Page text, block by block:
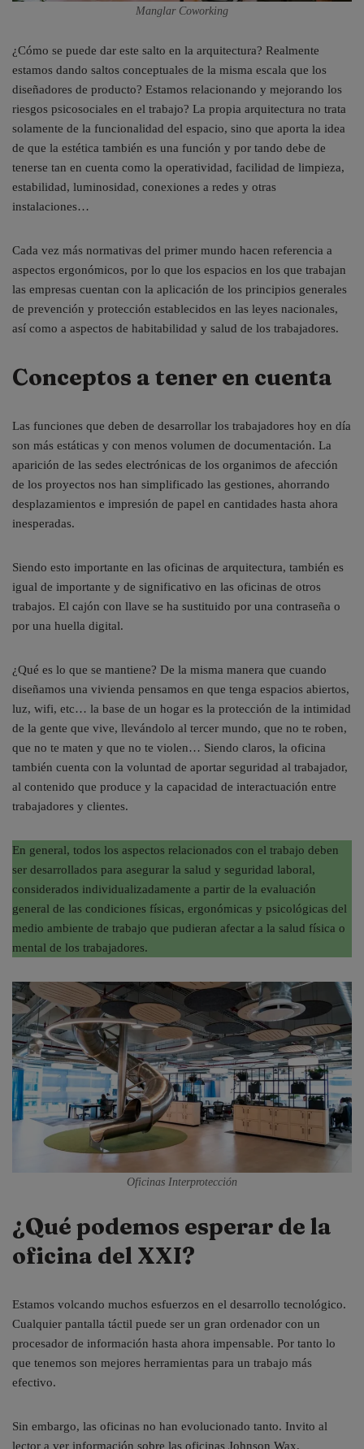
Manglar Coworking
¿Cómo se puede dar este salto en la arquitectura? Realmente
estamos dando saltos conceptuales de la misma escala que los
diseñadores de producto? Estamos relacionando y mejorando los
riesgos psicosociales en el trabajo? La propia arquitectura no trata
solamente de la funcionalidad del espacio, sino que aporta la idea
de que la estética también es una función y por tando debe de
tenerse tan en cuenta como la operatividad, facilidad de limpieza,
estabilidad, luminosidad, conexiones a redes y otras
instalaciones…
Cada vez más normativas del primer mundo hacen referencia a
aspectos ergonómicos, por lo que los espacios en los que trabajan
las empresas cuentan con la aplicación de los principios generales
de prevención y protección establecidos en las leyes nacionales,
así como a aspectos de habitabilidad y salud de los trabajadores.
Conceptos a tener en cuenta
Las funciones que deben de desarrollar los trabajadores hoy en día
son más estáticas y con menos volumen de documentación. La
aparición de las sedes electrónicas de los organimos de afección
de los proyectos nos han simplificado las gestiones, ahorrando
desplazamientos e impresión de papel en cantidades hasta ahora
inesperadas.
Siendo esto importante en las oficinas de arquitectura, también es
igual de importante y de significativo en las oficinas de otros
trabajos. El cajón con llave se ha sustituido por una contraseña o
por una huella digital.
¿Qué es lo que se mantiene? De la misma manera que cuando
diseñamos una vivienda pensamos en que tenga espacios abiertos,
luz, wifi, etc… la base de un hogar es la protección de la intimidad
de la gente que vive, llevándolo al tercer mundo, que no te roben,
que no te maten y que no te violen… Siendo claros, la oficina
también cuenta con la voluntad de aportar seguridad al trabajador,
al contenido que produce y la capacidad de interactuación entre
trabajadores y clientes.
En general, todos los aspectos relacionados con el trabajo deben
ser desarrollados para asegurar la salud y seguridad laboral,
considerados individualizadamente a partir de la evaluación
general de las condiciones físicas, ergonómicas y psicológicas del
medio ambiente de trabajo que pudieran afectar a la salud física o
mental de los trabajadores.
Oficinas Interprotección
¿Qué podemos esperar de la
oficina del XXI?
Estamos volcando muchos esfuerzos en el desarrollo tecnológico.
Cualquier pantalla táctil puede ser un gran ordenador con un
procesador de información hasta ahora impensable. Por tanto lo
que tenemos son mejores herramientas para un trabajo más
efectivo.
Sin embargo, las oficinas no han evolucionado tanto. Invito al
lector a ver información sobre las oficinas Johnson Wax,